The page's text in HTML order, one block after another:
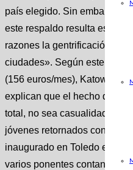
país elegido. Sin embargo,
este respaldo resulta
razones la gentrificación,
ciudades». Según este
(156 euros/mes), Katowice
explican que el hecho de
total, no sea casualidad.
jóvenes retornados con el
inaugurado en Toledo el
varios ponentes contando